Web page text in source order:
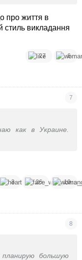
про життя в
стиль викладання
27 6
7
как в Украине.
3 26 10
8
большую